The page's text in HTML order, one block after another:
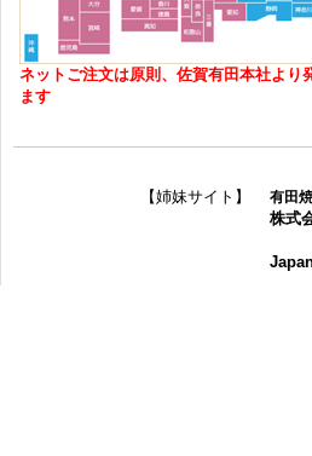
ネットご注文は原則、佐賀有田本社より
ます
【姉妹サイト】 有田
株式